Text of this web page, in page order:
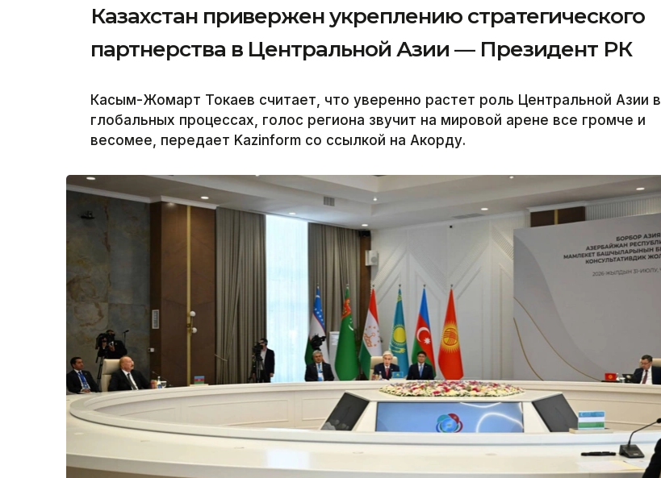
Казахстан привержен укреплению стратегического
партнерства в Центральной Азии — Президент РК
Касым-Жомарт Токаев считает, что уверенно растет роль Центральной Азии в
глобальных процессах, голос региона звучит на мировой арене все громче и
весомее, передает Kazinform со ссылкой на Акорду.